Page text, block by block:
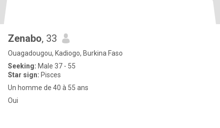
Zenabo, 33
Ouagadougou, Kadiogo, Burkina Faso
Seeking: Male 37 - 55
Star sign: Pisces
Un homme de 40 à 55 ans
Oui